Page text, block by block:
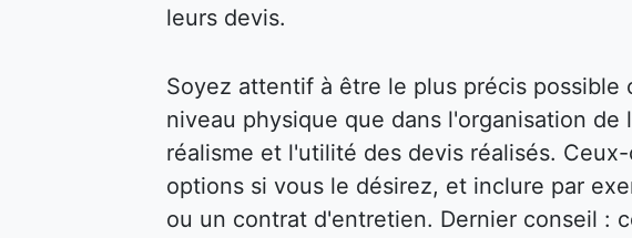
leurs devis.
Soyez attentif à être le plus précis
niveau physique que dans l'organisation
réalisme et l'utilité des devis réalisés.
options si vous le désirez, et inclure par
ou un contrat d'entretien. Dernier conseil :